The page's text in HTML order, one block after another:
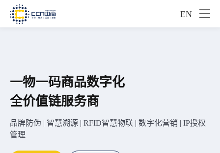
EN
一物一码商品数字化
全价值链服务商
品牌防伪 | 智慧溯源 | RFID智慧物联 | 数字化营销 | IP授权
管理
500强企业信赖的
一物一码服务商
26年行业深耕，68家世界500强信赖之选
为企业构建全链路数字化新生态
数字化标识解决方案服务商
领先行业的防伪体系设计+创新工艺研发能力